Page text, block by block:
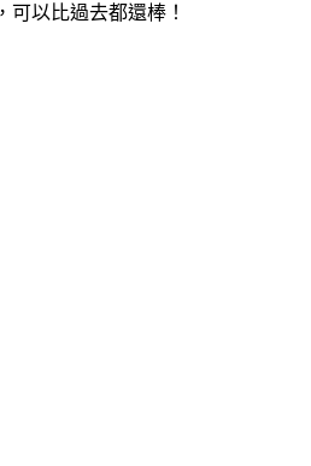
可以比過去都還棒！